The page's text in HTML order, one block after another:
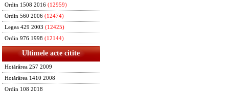
Ordin 1508 2016 (12959)
Ordin 560 2006 (12474)
Legea 429 2003 (12425)
Ordin 976 1998 (12144)
Ultimele acte citite
Hotărârea 257 2009
Hotărârea 1410 2008
Ordin 108 2018